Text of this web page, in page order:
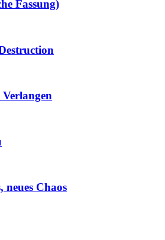
Fassung)
Verlangen
neues Chaos